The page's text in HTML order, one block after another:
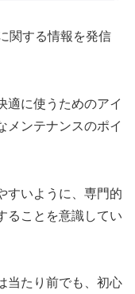
関する情報を発信
適に使うためのアイ
メンテナンスのポイ
すいように、専門的
ることを意識してい
当たり前でも、初心